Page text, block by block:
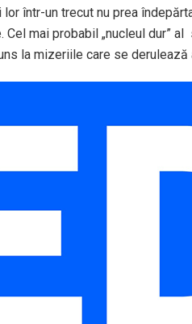
lor într-un trecut nu prea
Cel mai probabil „nucleul dur”
la mizeriile care se derulează